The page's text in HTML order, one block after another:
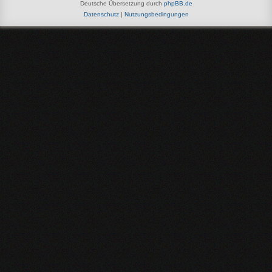
Deutsche Übersetzung durch phpBB.de
Datenschutz| Nutzungsbedingungen